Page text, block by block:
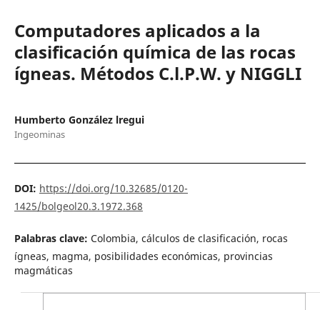
Computadores aplicados a la
clasificación química de las rocas
ígneas. Métodos C.l.P.W. y NIGGLI
Humberto González lregui
Ingeominas
DOI: https://doi.org/10.32685/0120-
1425/bolgeol20.3.1972.368
Palabras clave: Colombia, cálculos de clasificación, rocas
ígneas, magma, posibilidades económicas, provincias
magmáticas